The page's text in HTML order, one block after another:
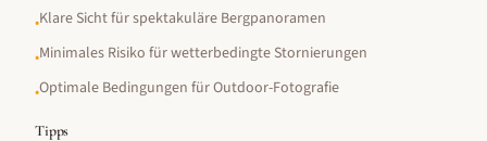
•Klare Sicht für spektakuläre Bergpanoramen
•Minimales Risiko für wetterbedingte Stornierungen
•Optimale Bedingungen für Outdoor-Fotografie
Tipps